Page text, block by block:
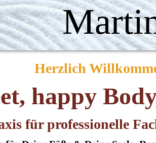
Herzlich
happy
für professionelle